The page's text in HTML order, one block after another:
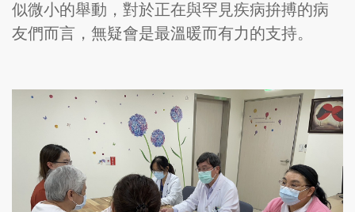
似微小的舉動，對於正在與罕見疾病拚搏的病
友們而言，無疑會是最溫暖而有力的支持。